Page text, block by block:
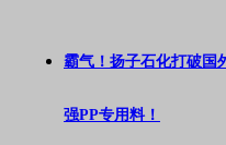
霸气！扬子石化打破国
强PP专用料！